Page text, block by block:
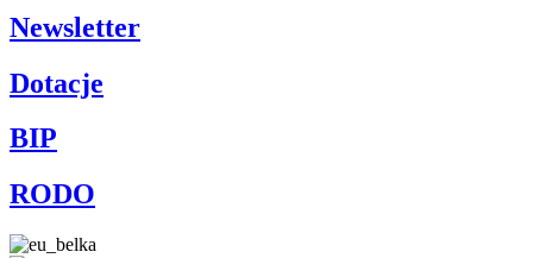
Newsletter
Dotacje
BIP
RODO